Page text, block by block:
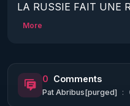
LA RUSSIE FAIT UNE
TROUBLANTE QUE
More
0 Comments
Pat Abribus[purged] :